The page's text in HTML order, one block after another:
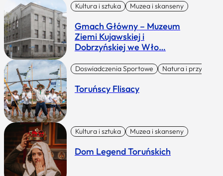
Kultura i sztuka Muzea i skanseny
Gmach Główny – Muzeum
Ziemi Kujawskiej i
Dobrzyńskiej we Wło…
Doswiadczenia Sportowe Natura i przygoda
Toruńscy Flisacy
Kultura i sztuka Muzea i skanseny
Dom Legend Toruńskich